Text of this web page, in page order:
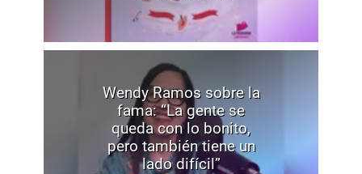
Wendy Ramos sobre la
fama: “La gente se
queda con lo bonito,
pero también tiene un
lado difícil”